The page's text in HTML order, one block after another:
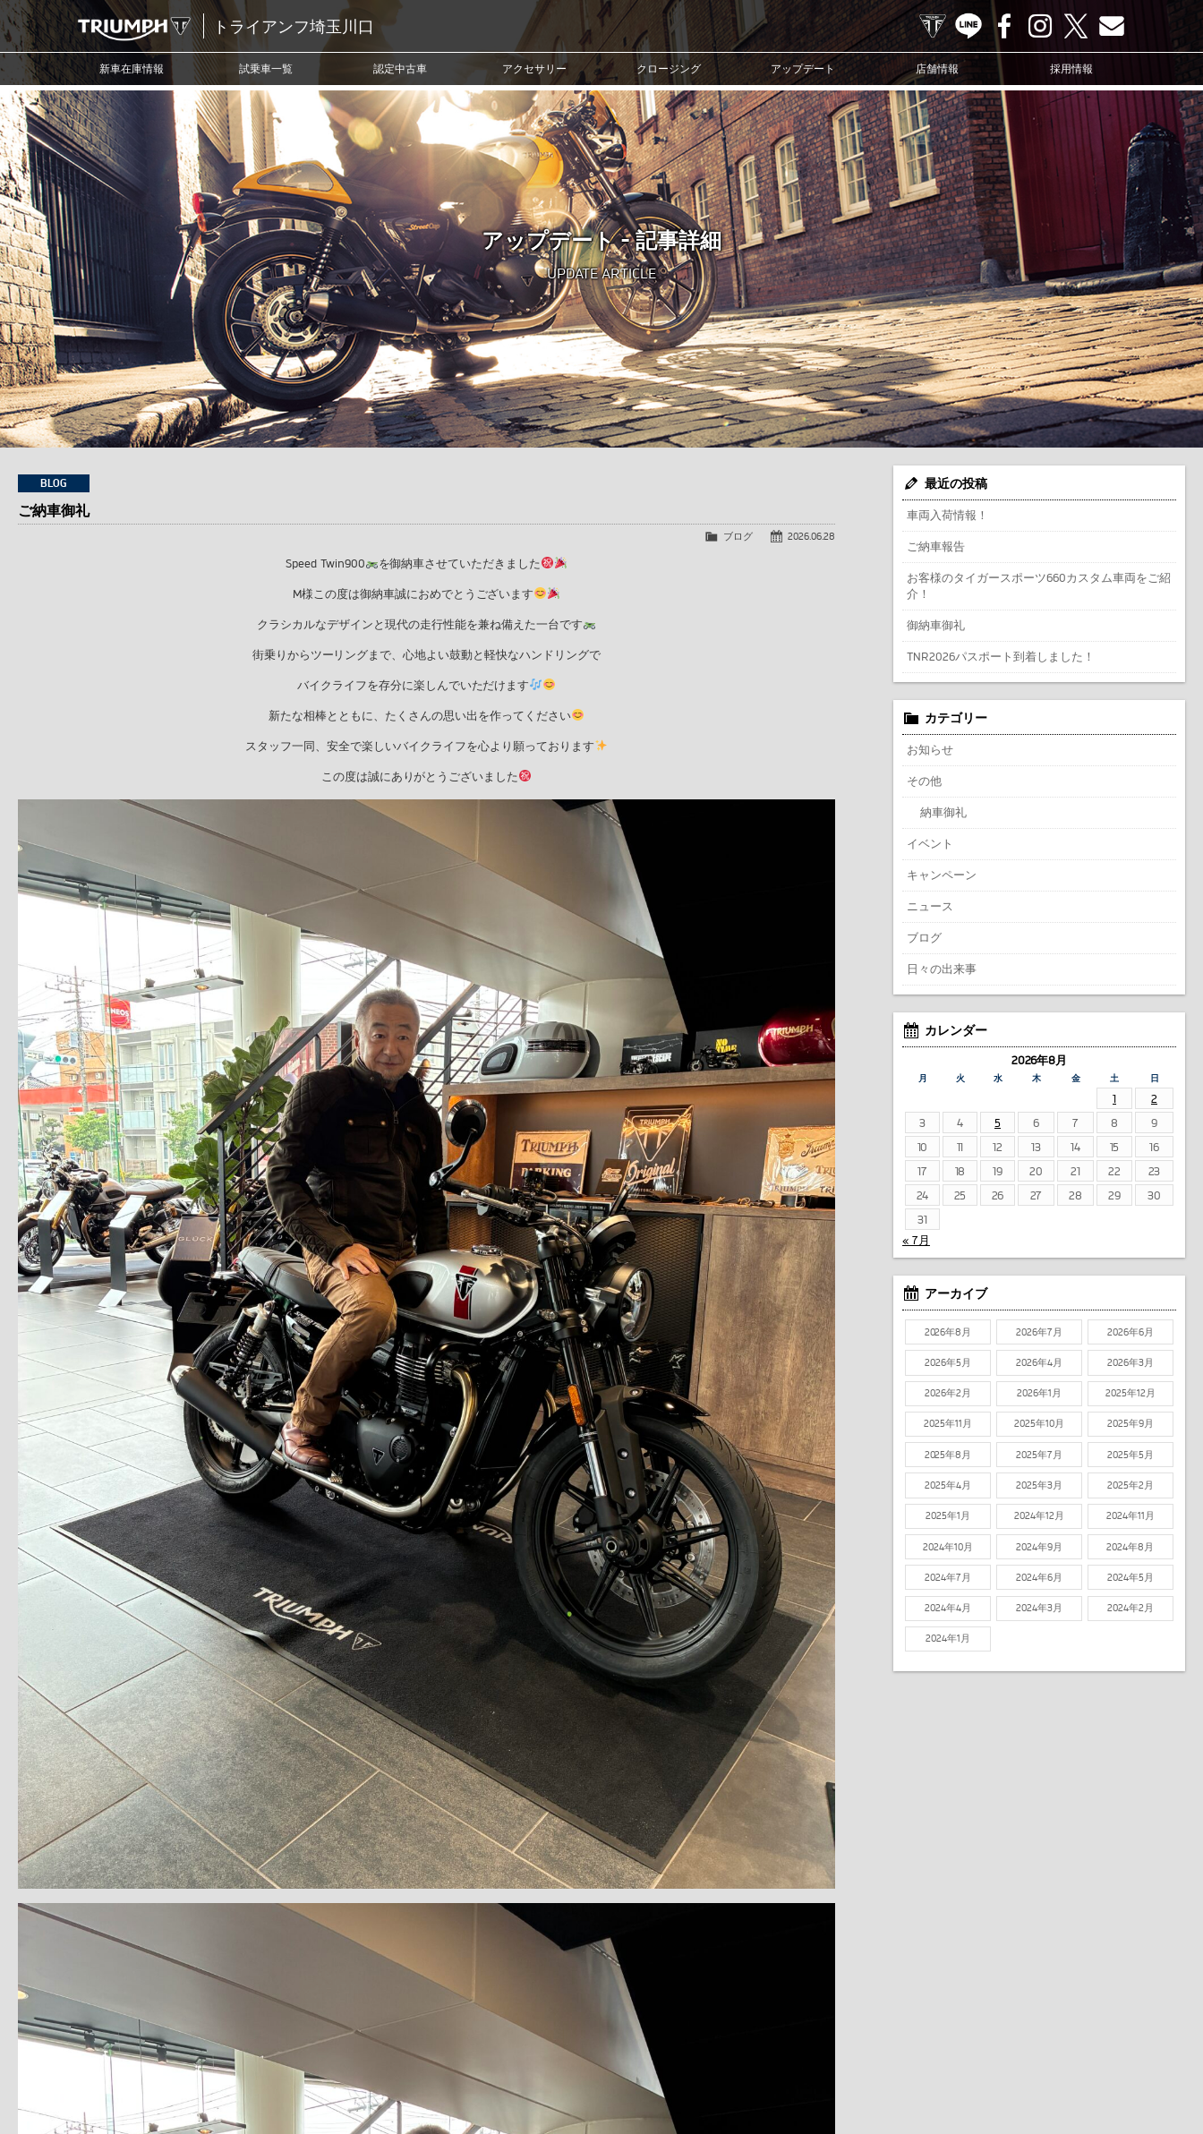
トライアンフ埼玉川口 TRIUMPH OFFICIAL SITE
LINE FacebookInstagram Contact us
新車在庫情報 試乗車一覧 認定中古車 アクセサリー クロージング アップデート 店舗情報 採用情報
アップデート - 記事詳細
UPDATE ARTICLE
BLOG
ご納車御礼
2026.06.28
ブログ
Speed Twin900 を御納車させていただきました
M様この度は御納車誠におめでとうございます
クラシカルなデザインと現代の走行性能を兼ね備えた一台です
街乗りからツーリングまで、心地よい鼓動と軽快なハンドリングで
バイクライフを存分に楽しんでいただけます
新たな相棒とともに、たくさんの思い出を作ってください
スタッフ一同、安全で楽しいバイクライフを心より願っております
この度は誠にありがとうございました
最近の投稿
車両入荷情報！
ご納車報告
お客様のタイガースポーツ660カスタム車両をご紹
介！
御納車御礼
TNR2026パスポート到着しました！
カテゴリー
お知らせ
その他
納車御礼
イベント
キャンペーン
ニュース
ブログ
日々の出来事
カレンダー
2026年8月
月 火 水 木 金 土 日
1
2
3
4 5 6 7 8
9
10
11 12 13 14 15
16
17
18 19 20 21 22
23
24
25 26 27 28 29
30
31
« 7月
アーカイブ
2026年8月 2026年7月 2026年6月
2026年5月 2026年4月 2026年3月
2026年2月 2026年1月 2025年12月
2025年11月 2025年10月 2025年9月
2025年8月 2025年7月 2025年5月
2025年4月 2025年3月 2025年2月
2025年1月 2024年12月 2024年11月
2024年10月 2024年9月 2024年8月
2024年7月 2024年6月 2024年5月
2024年4月 2024年3月 2024年2月
2024年1月